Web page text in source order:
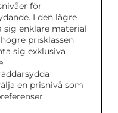
för
I den lägre
sig enklare material
prisklassen
sig exklusiva
en prisnivå som